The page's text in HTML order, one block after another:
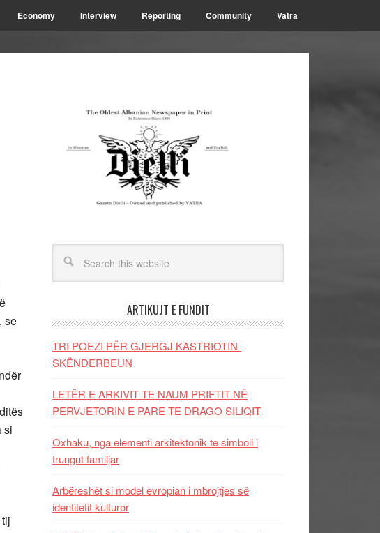
Economy Interview Reporting Community Vatra
se
si
ARTIKUJT E FUNDIT
TRI POEZI PËR GJERGJ KASTRIOTIN-
SKËNDERBEUN
LETËR E ARKIVIT TE NAUM PRIFTIT NË
PERVJETORIN E PARE TE DRAGO SILIQIT
Oxhaku, nga elementi arkitektonik te simboli i
trungut familjar
Arbëreshët si model evropian i mbrojtjes së
identitetit kulturor